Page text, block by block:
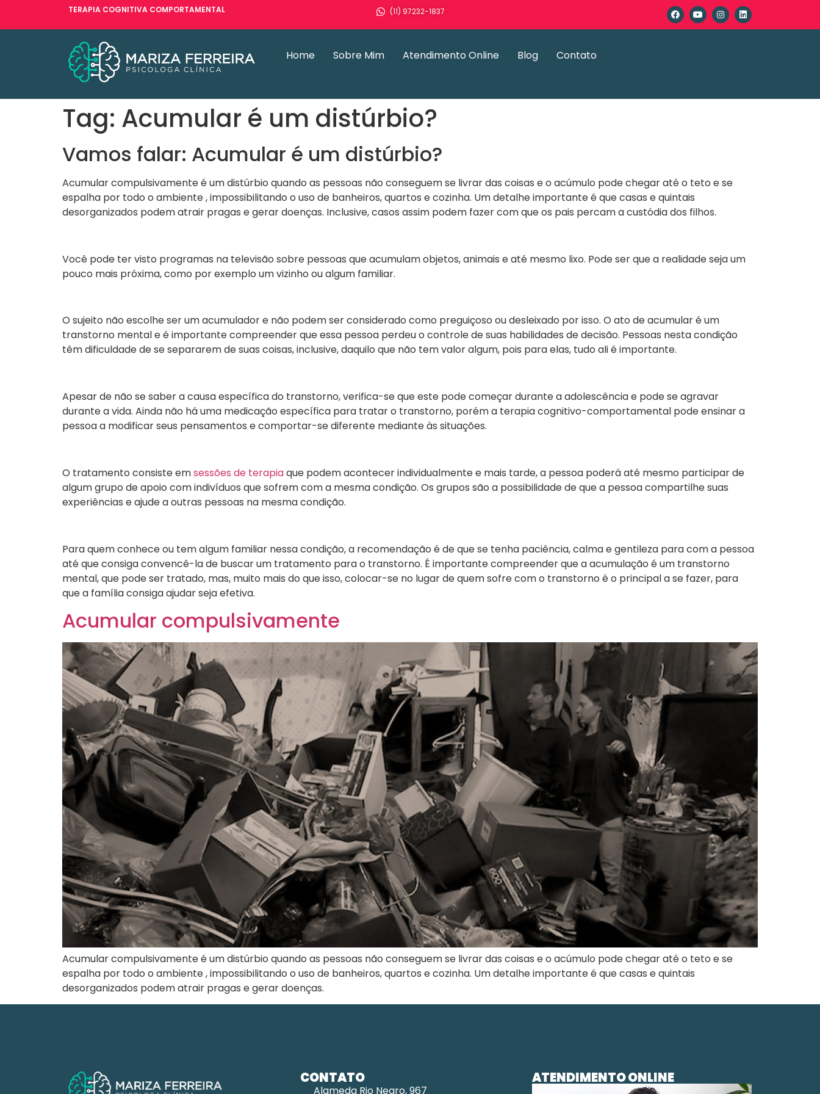
TERAPIA COGNITIVA COMPORTAMENTAL (11) 97232-1837
Home Sobre Mim Atendimento Online Blog Contato
Tag: Acumular é um distúrbio?
Vamos falar: Acumular é um distúrbio?
Acumular compulsivamente é um distúrbio quando as pessoas não conseguem se livrar das coisas e o acúmulo pode chegar até o teto e se
espalha por todo o ambiente , impossibilitando o uso de banheiros, quartos e cozinha. Um detalhe importante é que casas e quintais
desorganizados podem atrair pragas e gerar doenças. Inclusive, casos assim podem fazer com que os pais percam a custódia dos filhos.
Você pode ter visto programas na televisão sobre pessoas que acumulam objetos, animais e até mesmo lixo. Pode ser que a realidade seja um
pouco mais próxima, como por exemplo um vizinho ou algum familiar.
O sujeito não escolhe ser um acumulador e não podem ser considerado como preguiçoso ou desleixado por isso. O ato de acumular é um
transtorno mental e é importante compreender que essa pessoa perdeu o controle de suas habilidades de decisão. Pessoas nesta condição
têm dificuldade de se separarem de suas coisas, inclusive, daquilo que não tem valor algum, pois para elas, tudo ali é importante.
Apesar de não se saber a causa específica do transtorno, verifica-se que este pode começar durante a adolescência e pode se agravar
durante a vida. Ainda não há uma medicação específica para tratar o transtorno, porém a terapia cognitivo-comportamental pode ensinar a
pessoa a modificar seus pensamentos e comportar-se diferente mediante às situações.
O tratamento consiste emsessões de terapiaque podem acontecer individualmente e mais tarde, a pessoa poderá até mesmo participar de
algum grupo de apoio com indivíduos que sofrem com a mesma condição. Os grupos são a possibilidade de que a pessoa compartilhe suas
experiências e ajude a outras pessoas na mesma condição.
Para quem conhece ou tem algum familiar nessa condição, a recomendação é de que se tenha paciência, calma e gentileza para com a pessoa
até que consiga convencê-la de buscar um tratamento para o transtorno. É importante compreender que a acumulação é um transtorno
mental, que pode ser tratado, mas, muito mais do que isso, colocar-se no lugar de quem sofre com o transtorno é o principal a se fazer, para
que a família consiga ajudar seja efetiva.
Acumular compulsivamente
Acumular compulsivamente é um distúrbio quando as pessoas não conseguem se livrar das coisas e o acúmulo pode chegar até o teto e se
espalha por todo o ambiente , impossibilitando o uso de banheiros, quartos e cozinha. Um detalhe importante é que casas e quintais
desorganizados podem atrair pragas e gerar doenças.
CONTATO
Alameda Rio Negro, 967
ATENDIMENTO ONLINE